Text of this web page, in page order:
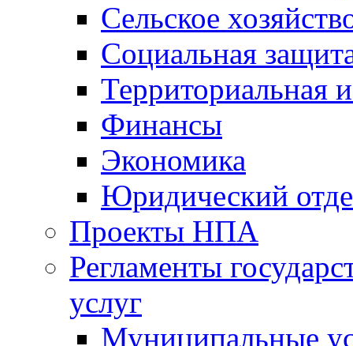
Сельское
Социальная
Территориальная
Финансы
Экономика
Юридический
Проекты НПА
Регламенты
услуг
Муниципальные